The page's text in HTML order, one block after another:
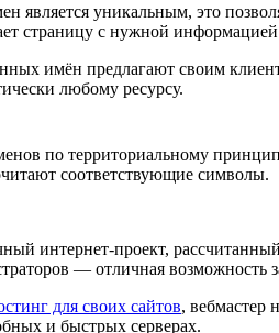
является уникальным, это
страницу с нужной
имён предлагают своим
любому ресурсу.
по территориальному
соответствующие символы.
интернет-проект,
— отличная возможность
для своих сайтов, вебмастер
и быстрых серверах.